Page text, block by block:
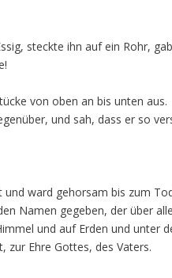
steckte ihn auf ein Rohr,
von oben an bis unten aus.
und sah, dass er so
und ward gehorsam bis zum
Namen gegeben, der über
und auf Erden und unter
zur Ehre Gottes, des Vaters.